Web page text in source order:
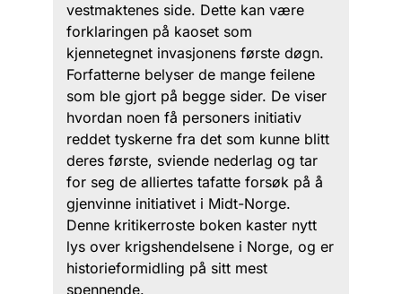
vestmaktenes side. Dette kan være
forklaringen på kaoset som
kjennetegnet invasjonens første døgn.
Forfatterne belyser de mange feilene
som ble gjort på begge sider. De viser
hvordan noen få personers initiativ
reddet tyskerne fra det som kunne blitt
deres første, sviende nederlag og tar
for seg de alliertes tafatte forsøk på å
gjenvinne initiativet i Midt-Norge.
Denne kritikerroste boken kaster nytt
lys over krigshendelsene i Norge, og er
historieformidling på sitt mest
spennende.